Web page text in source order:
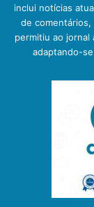
inclui notícias
de comentários,
permitiu ao jornal
adaptando-